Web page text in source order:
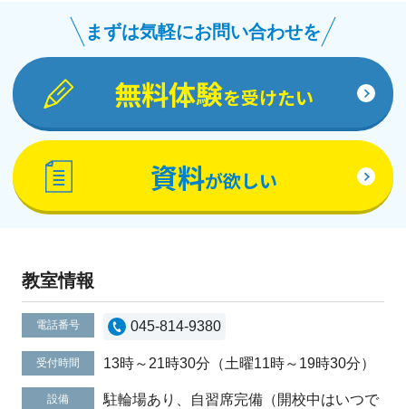
まずは気軽にお問い合わせを
無料体験を受けたい
資料が欲しい
教室情報
電話番号 045-814-9380
受付時間 13時～21時30分（土曜11時～19時30分）
設備
駐輪場あり、自習席完備（開校中はいつで